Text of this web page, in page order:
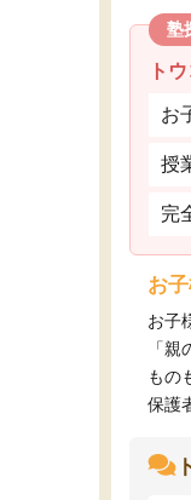
塾
ト
お
授
完
お
お子
「
もの
保護